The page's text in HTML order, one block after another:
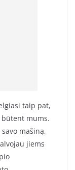
taip pat,
būtent mums.
mašiną,
jiems